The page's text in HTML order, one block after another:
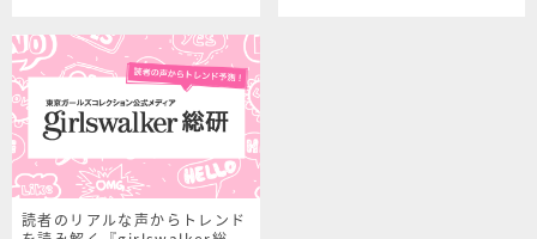
読者のリアルな声からトレンド